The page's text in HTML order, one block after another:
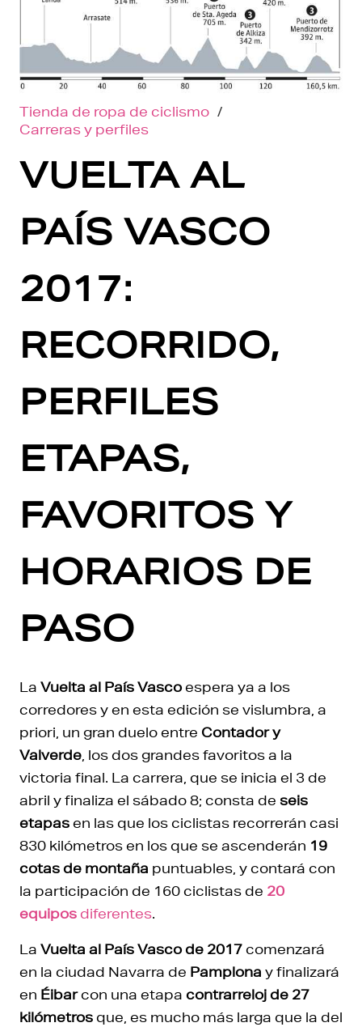
Tienda de ropa de ciclismo /
Carreras y perfiles
VUELTA AL
PAÍS VASCO
2017:
RECORRIDO,
PERFILES
ETAPAS,
FAVORITOS Y
HORARIOS DE
PASO
La Vuelta al País Vascoespera ya a los
corredores y en esta edición se vislumbra, a
priori, un gran duelo entre Contador y
Valverde , los dos grandes favoritos a la
victoria final. La carrera, que se inicia el 3 de
abril y finaliza el sábado 8; consta de seis
etapasen las que los ciclistas recorrerán casi
830 kilómetros en los que se ascenderán 19
cotas de montaña puntuables, y contará con
la participación de 160 ciclistas de 20
equipos diferentes.
La Vuelta al País Vasco de 2017comenzará
en la ciudad Navarra de Pamplona y finalizará
en Éibarcon una etapa contrarreloj de 27
kilómetrosque, es mucho más larga que la del